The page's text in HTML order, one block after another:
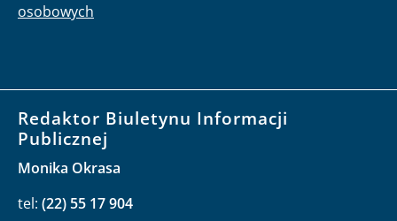
osobowych
Redaktor Biuletynu Informacji
Publicznej
Monika Okrasa
tel: (22) 55 17 904